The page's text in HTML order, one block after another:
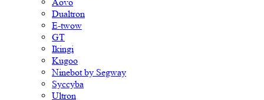
Dualtron
E-twow
GT
Ikingi
Kugoo
Ninebot by Segway
Syccyba
Ultron